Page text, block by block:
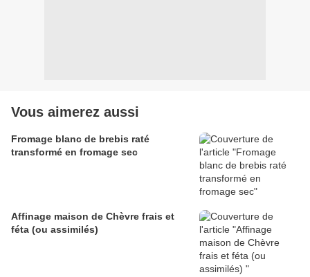
Vous aimerez aussi
Fromage blanc de brebis raté
transformé en fromage sec
Affinage maison de Chèvre frais et
féta (ou assimilés)